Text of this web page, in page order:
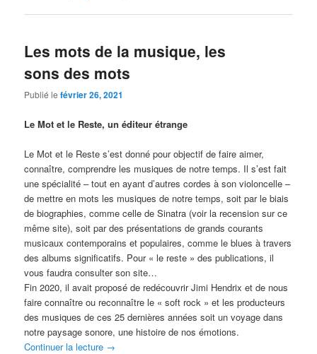
Les mots de la musique, les
sons des mots
Publié lefévrier 26, 2021
Le Mot et le Reste, un éditeur étrange
Le Mot et le Reste s’est donné pour objectif de faire aimer,
connaître, comprendre les musiques de notre temps. Il s’est fait
une spécialité – tout en ayant d’autres cordes à son violoncelle –
de mettre en mots les musiques de notre temps, soit par le biais
de biographies, comme celle de Sinatra (voir la recension sur ce
même site), soit par des présentations de grands courants
musicaux contemporains et populaires, comme le blues à travers
des albums significatifs. Pour « le reste » des publications, il
vous faudra consulter son site…
Fin 2020, il avait proposé de redécouvrir Jimi Hendrix et de nous
faire connaître ou reconnaître le « soft rock » et les producteurs
des musiques de ces 25 dernières années soit un voyage dans
notre paysage sonore, une histoire de nos émotions.
Continuer la lecture →